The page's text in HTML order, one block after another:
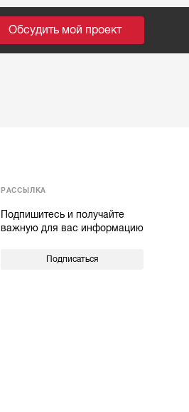
Обсудить мой проект
РАССЫЛКА
Подпишитесь и получайте
важную для вас информацию
Подписаться